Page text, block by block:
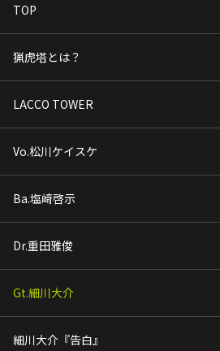
TOP
猟虎塔とは？
LACCO TOWER
Vo.松川ケイスケ
Ba.塩﨑啓示
Dr.重田雅俊
Gt.細川大介
細川大介『告白』